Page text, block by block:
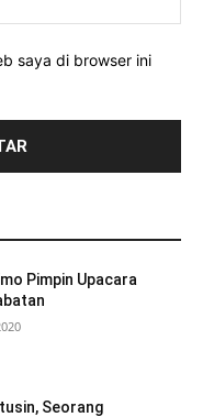
saya di browser ini
Pimpin Upacara
Seorang